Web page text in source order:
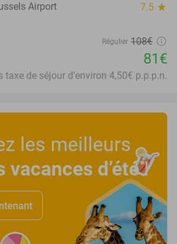
Airport 7.5 star
Régulier 108€
81€
taxe de séjour d'environ 4,50€ p.p.p.n.
les meilleurs
vacances d’été!